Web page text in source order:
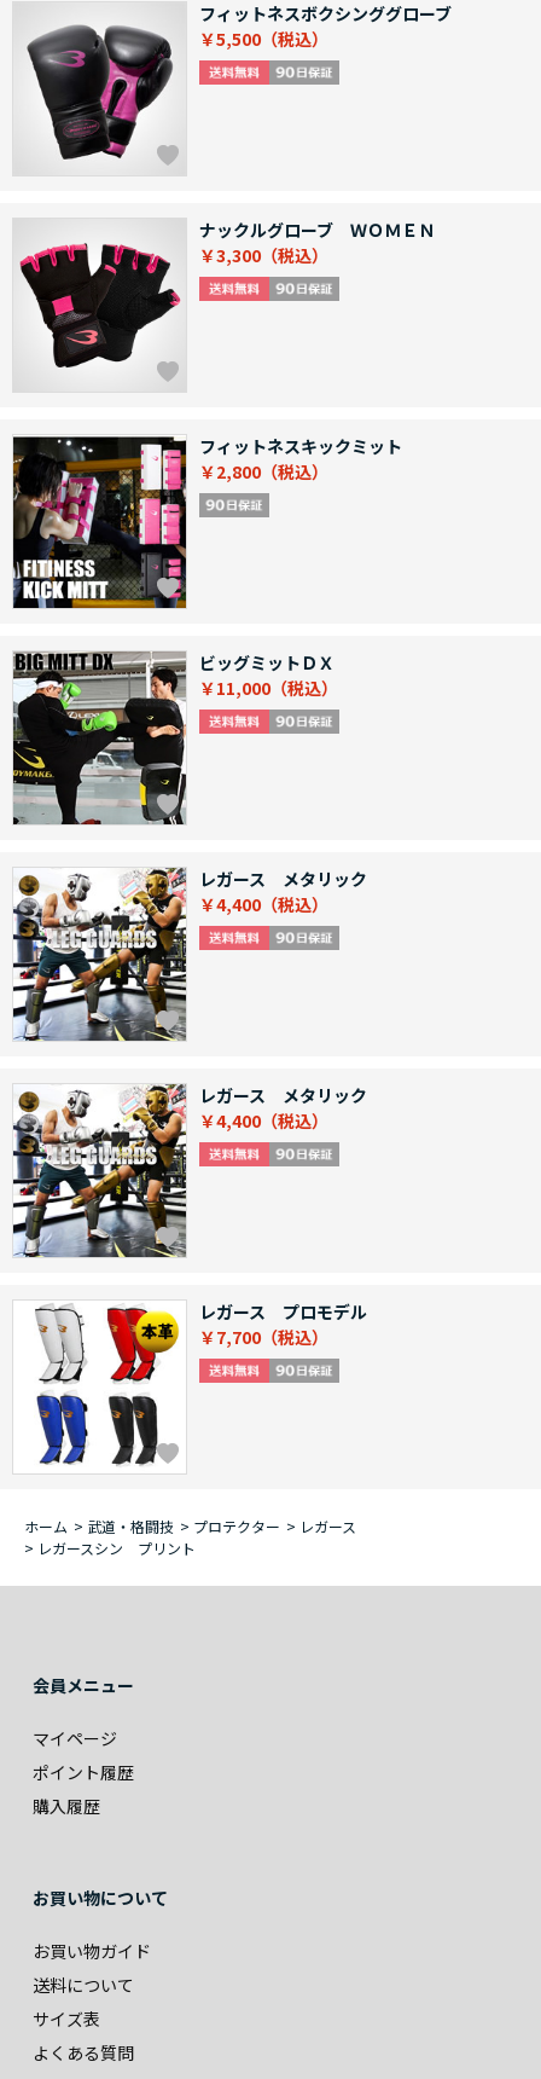
フィットネスボクシンググローブ
￥5,500
ナックルグローブ ＷＯＭＥＮ
￥3,300
フィットネスキックミット
￥2,800
ビッグミットＤＸ
￥11,000
レガース メタリック
￥4,400
レガース メタリック
￥4,400
レガース プロモデル
￥7,700
ホーム > 武道・格闘技 > プロテクター > レガース
> レガースシン プリント
会員メニュー
マイページ
ポイント履歴
購入履歴
お買い物について
お買い物ガイド
送料について
サイズ表
よくある質問